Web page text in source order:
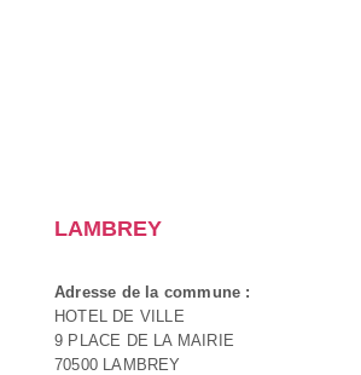
LAMBREY
Adresse de la commune :
HOTEL DE VILLE
9 PLACE DE LA MAIRIE
70500 LAMBREY